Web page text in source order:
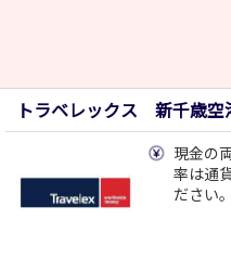
トラベレックス 新千
現金の
率は通
ださい。